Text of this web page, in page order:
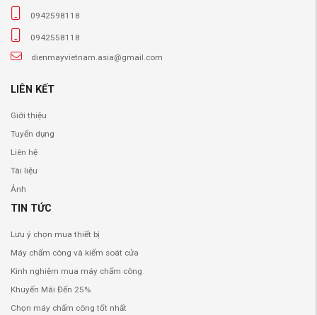
0942598118
0942558118
dienmayvietnam.asia@gmail.com
LIÊN KẾT
Giới thiệu
Tuyển dụng
Liên hệ
Tài liệu
Ảnh
TIN TỨC
Lưu ý chọn mua thiết bị
Máy chấm công và kiểm soát cửa
Kinh nghiệm mua máy chấm công
Khuyến Mãi Đến 25%
Chọn máy chấm công tốt nhất